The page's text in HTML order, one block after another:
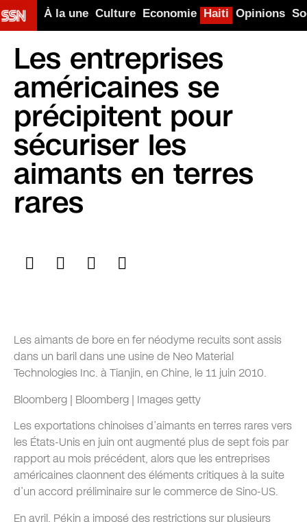
À la une Culture Economie Haiti Opinions
Les entreprises
américaines se
précipitent pour
sécuriser les
aimants en terres
rares
Les aimants de bore en fer néodyme recuits sont assis
dans un baril dans une usine de Neo Material
Technologies Inc. à Tianjin, en Chine, le 11 juin 2010.
Bloomberg | Bloomberg | Images getty
Les exportations chinoises d’aimants en terres rares vers
les États-Unis en juin ont augmenté plus de sept fois par
rapport au mois précédent, alors que les entreprises
américaines claonnent des éléments critiques à la suite
d’un accord préliminaire sur le commerce de Sino-US.
En avril, Pékin a imposé des restrictions sur plusieurs